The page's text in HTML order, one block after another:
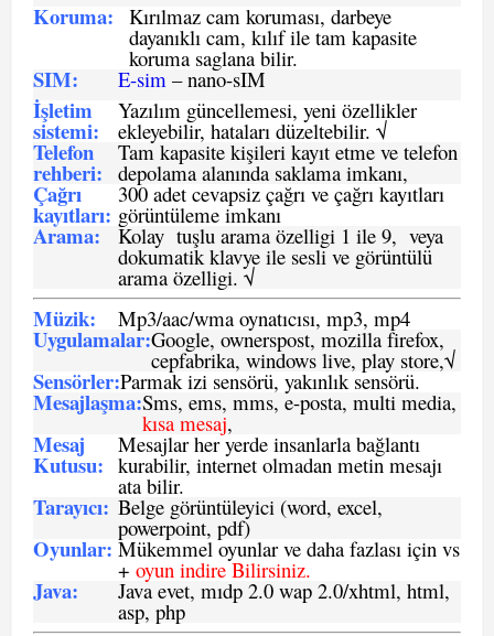
Koruma: Kırılmaz cam koruması, darbeye
dayanıklı cam, kılıf ile tam kapasite
koruma saglana bilir.
SIM: E-sim – nano-sIM
İşletim
sistemi:
Yazılım güncellemesi, yeni özellikler
ekleyebilir, hataları düzeltebilir. √
Telefon
rehberi:
Tam kapasite kişileri kayıt etme ve telefon
depolama alanında saklama imkanı,
Çağrı
kayıtları:
300 adet cevapsiz çağrı ve çağrı kayıtları
görüntüleme imkanı
Arama: Kolay tuşlu arama özelligi 1 ile 9, veya
dokumatik klavye ile sesli ve görüntülü
arama özelligi. √
Müzik: Mp3/aac/wma oynatıcısı, mp3, mp4
Uygulamalar:Google, ownerspost, mozilla firefox,
cepfabrika, windows live, play store,√
Sensörler:Parmak izi sensörü, yakınlık sensörü.
Mesajlaşma:Sms, ems, mms, e-posta, multi media,
kısa mesaj,
Mesaj
Kutusu:
Mesajlar her yerde insanlarla bağlantı
kurabilir, internet olmadan metin mesajı
ata bilir.
Tarayıcı: Belge görüntüleyici (word, excel,
powerpoint, pdf)
Oyunlar: Mükemmel oyunlar ve daha fazlası için vs
+ oyun indire Bilirsiniz.
Java: Java evet, mıdp 2.0 wap 2.0/xhtml, html,
asp, php